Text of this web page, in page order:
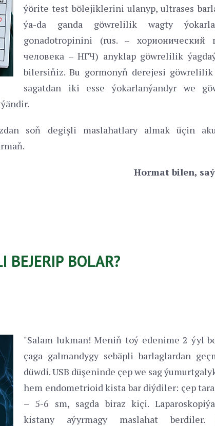
ýörite test bölejiklerini ulanyp, ultrases
ýa-da ganda göwrelilik wagty
gonadotropinini (rus. – хорионический
человека – НГЧ) anyklap göwrelilik
bilersiňiz. Bu gormonyň derejesi
sagatdan iki esse ýokarlanýandyr we
soň degişli maslahatlary almak üçin
Hormat bilen,
BEJERIP BOLAR?
"Salam lukman! Meniň toý edenime 2 ýyl
çaga galmandygy sebäpli barlaglardan
düwdi. USB düşeninde çep we sag
hem endometrioid kista bar diýdiler: çep
– 5-6 sm, sagda biraz kiçi.
kistany aýyrmagy maslahat